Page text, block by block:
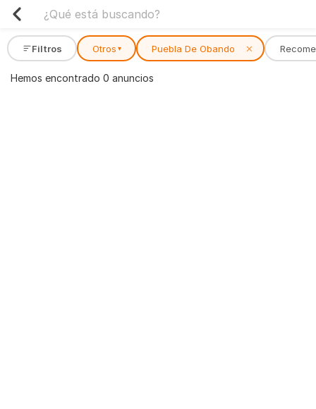
Filtros Otros ▾ Puebla De Obando ✕
Hemos encontrado 0 anuncios